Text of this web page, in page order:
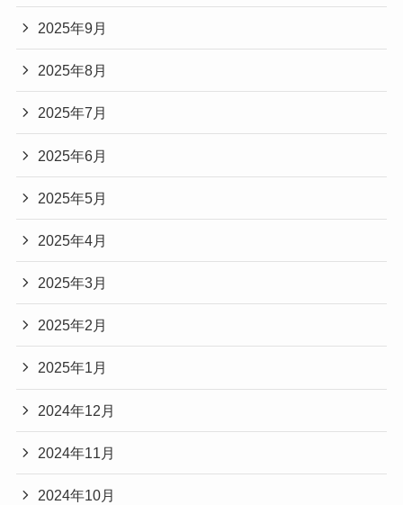
2025年9月
2025年8月
2025年7月
2025年6月
2025年5月
2025年4月
2025年3月
2025年2月
2025年1月
2024年12月
2024年11月
2024年10月